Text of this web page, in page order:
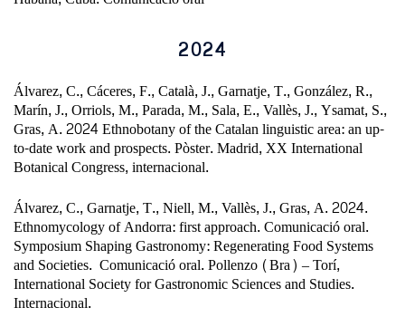
2024
Álvarez, C., Cáceres, F., Català, J., Garnatje, T., González, R.,
Marín, J., Orriols, M., Parada, M., Sala, E., Vallès, J., Ysamat, S.,
Gras, A. 2024 Ethnobotany of the Catalan linguistic area: an up-
to-date work and prospects. Pòster. Madrid, XX International
Botanical Congress, internacional.
Álvarez, C., Garnatje, T., Niell, M., Vallès, J., Gras, A. 2024.
Ethnomycology of Andorra: first approach. Comunicació oral.
Symposium Shaping Gastronomy: Regenerating Food Systems
and Societies. Comunicació oral. Pollenzo (Bra) – Torí,
International Society for Gastronomic Sciences and Studies.
Internacional.